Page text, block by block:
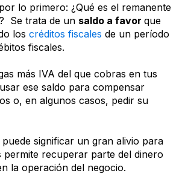
lo primero: ¿Qué es el remanente
Se trata de un saldo a favor que
los créditos fiscales de un período
fiscales.
más IVA del que cobras en tus
ese saldo para compensar
o, en algunos casos, pedir su
significar un gran alivio para
permite recuperar parte del dinero
la operación del negocio.